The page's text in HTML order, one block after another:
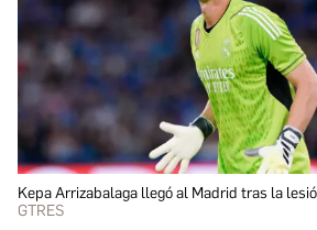
Kepa Arrizabalaga llegó al Madrid tras la
GTRES